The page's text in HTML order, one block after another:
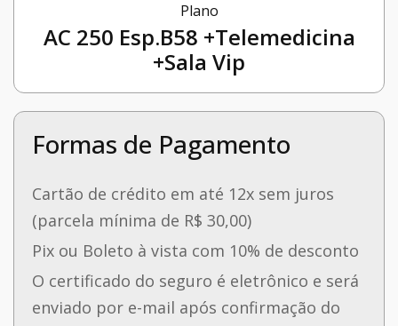
Plano
AC 250 Esp.B58 +Telemedicina
+Sala Vip
Formas de Pagamento
Cartão de crédito em até 12x sem juros
(parcela mínima de R$ 30,00)
Pix ou Boleto à vista com 10% de desconto
O certificado do seguro é eletrônico e será
enviado por e-mail após confirmação do